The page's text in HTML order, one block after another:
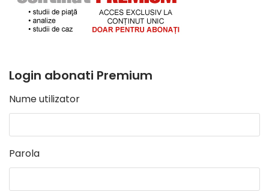
Login abonati Premium
Nume utilizator
Parola